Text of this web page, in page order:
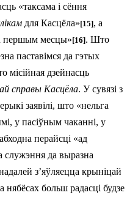
«таксама і сёння
для Касцёла»[15], а
першым месцы»[16]. Што
паставімся да гэтых
місійная дзейнасць
справы Касцёла. У сувязі з
заявілі, што «нельга
у пасіўным чаканні, у
перайсці «ад
служэння да выразна
з’яўляецца крыніцай
нябёсах больш радасці будзе